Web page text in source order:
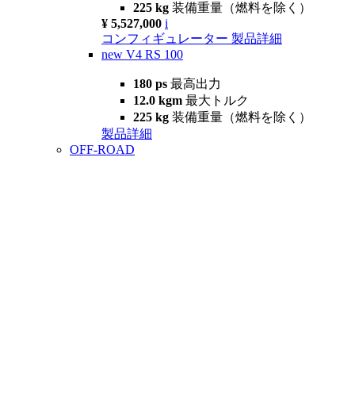
225 kg 装備重量（燃料を除く）
¥ 5,527,000 i
コンフィギュレーター 製品詳細
new V4 RS 100
180 ps 最高出力
12.0 kgm 最大トルク
225 kg 装備重量（燃料を除く）
製品詳細
OFF-ROAD